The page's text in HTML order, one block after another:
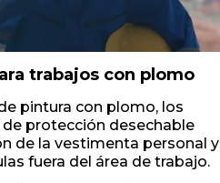
trabajos con plomo
pintura con plomo, los
protección desechable
de la vestimenta personal y
fuera del área de trabajo.